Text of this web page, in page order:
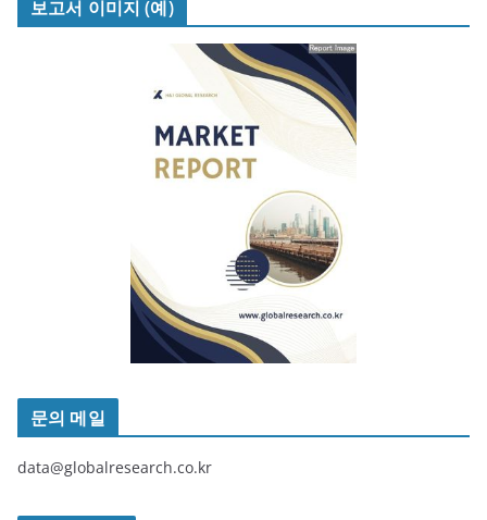
보고서 이미지 (예)
문의 메일
data@globalresearch.co.kr